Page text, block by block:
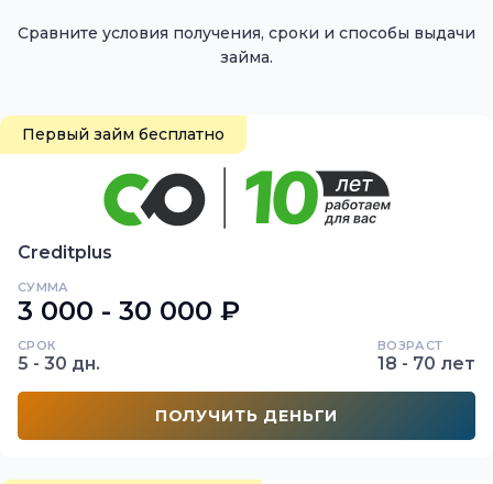
Сравните условия получения, сроки и способы выдачи
займа.
Первый займ бесплатно
Creditplus
СУММА
3 000 - 30 000 ₽
СРОК
5 - 30 дн.
ВОЗРАСТ
18 - 70 лет
ПОЛУЧИТЬ ДЕНЬГИ